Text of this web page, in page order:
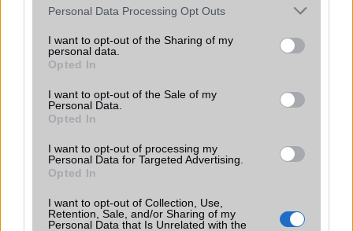
Please note that this website/app uses one or more Google
not limited to your visit or usage behaviour. You may click to
grant or deny consent to Google and its third-party tags to
use your data for below specified purposes in below Google
consent section.
Personal Data Processing Opt Outs
I want to opt-out of the Sharing of my
personal data.
Opted In
I want to opt-out of the Sale of my
Personal Data.
Opted In
I want to opt-out of processing my
Personal Data for Targeted Advertising.
Opted In
I want to opt-out of Collection, Use,
Retention, Sale, and/or Sharing of my
Personal Data that Is Unrelated with the
KAPCSOLÓDÓ HÍREK
Nokia Lumia 1020: pózolj sajtófotón!
41 millió ok elég a váltáshoz?
Nokia Lumia 1020 a YouTube-on!
Nokia Lumia 1020: 41 megapixel, OIS, WP8